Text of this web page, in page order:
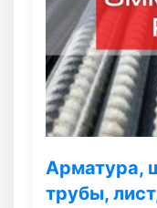
Арматура,
трубы,